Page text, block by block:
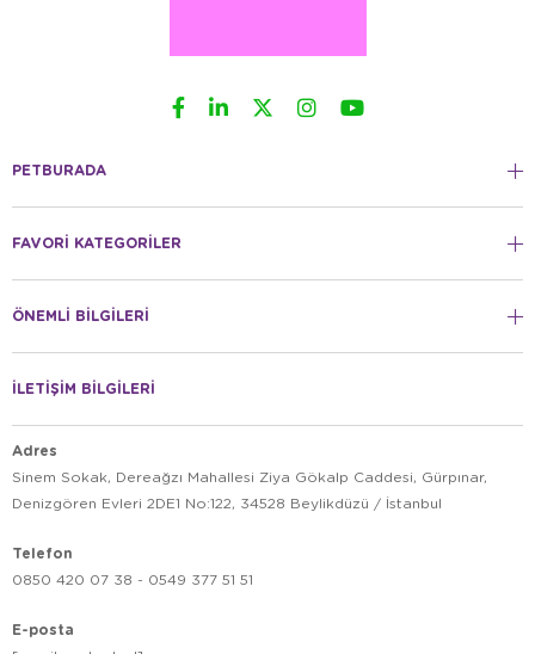
PETBURADA
FAVORİ KATEGORİLER
ÖNEMLİ BİLGİLERİ
İLETİŞİM BİLGİLERİ
Adres
Sinem Sokak, Dereağzı Mahallesi Ziya Gökalp Caddesi, Gürpınar,
Denizgören Evleri 2DE1 No:122, 34528 Beylikdüzü / İstanbul
Telefon
0850 420 07 38 - 0549 377 51 51
E-posta